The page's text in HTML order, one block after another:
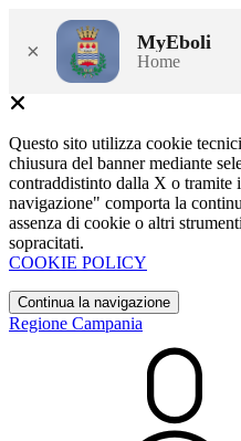
× MyEboli
Home
Questo sito utilizza cookie
chiusura del banner mediante
contraddistinto dalla X o tramite
navigazione" comporta la
assenza di cookie o altri
sopracitati.
COOKIE POLICY
Continua la navigazione
Regione Campania